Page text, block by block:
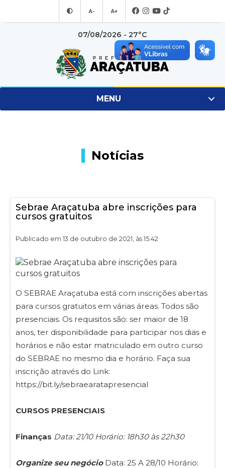
A- A+
07/08/2026 - 27°C
MENU
Notícias
Sebrae Araçatuba abre inscrições para
cursos gratuitos
Publicado em 13 de outubro de 2021, às 15:42
O SEBRAE Araçatuba está com inscrições abertas
para cursos gratuitos em várias áreas. Todos são
presenciais. Os requisitos são: ser maior de 18
anos, ter disponibilidade para participar nos dias e
horários e não estar matriculado em outro curso
do SEBRAE no mesmo dia e horário. Faça sua
inscrição através do Link:
https://bit.ly/sebraearatapresencial
CURSOS PRESENCIAIS
Finanças Data: 21/10 Horário: 18h30 às 22h30
Organize seu negócioData: 25 A 28/10 Horário: